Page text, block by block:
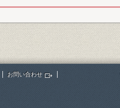
お問い合わせ